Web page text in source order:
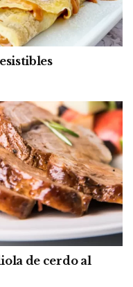
de cerdo al